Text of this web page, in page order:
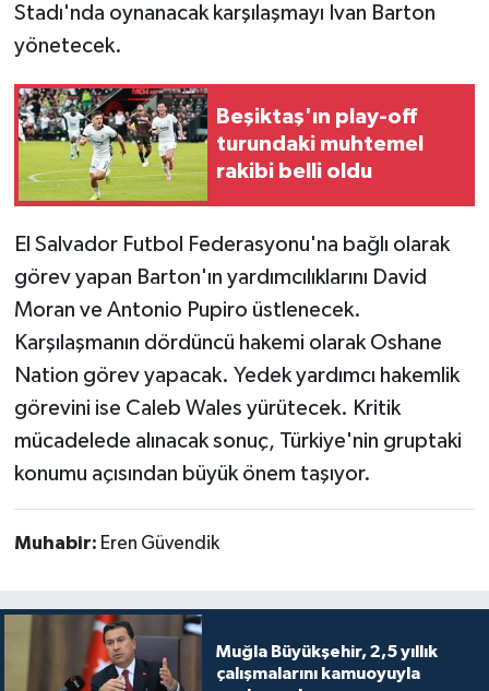
Stadı'nda oynanacak karşılaşmayı Ivan Barton
yönetecek.
Beşiktaş'ın play-off
turundaki muhtemel
rakibi belli oldu
El Salvador Futbol Federasyonu'na bağlı olarak
görev yapan Barton'ın yardımcılıklarını David
Moran ve Antonio Pupiro üstlenecek.
Karşılaşmanın dördüncü hakemi olarak Oshane
Nation görev yapacak. Yedek yardımcı hakemlik
görevini ise Caleb Wales yürütecek. Kritik
mücadelede alınacak sonuç, Türkiye'nin gruptaki
konumu açısından büyük önem taşıyor.
Muhabir: Eren Güvendik
Muğla Büyükşehir, 2,5 yıllık
çalışmalarını kamuoyuyla